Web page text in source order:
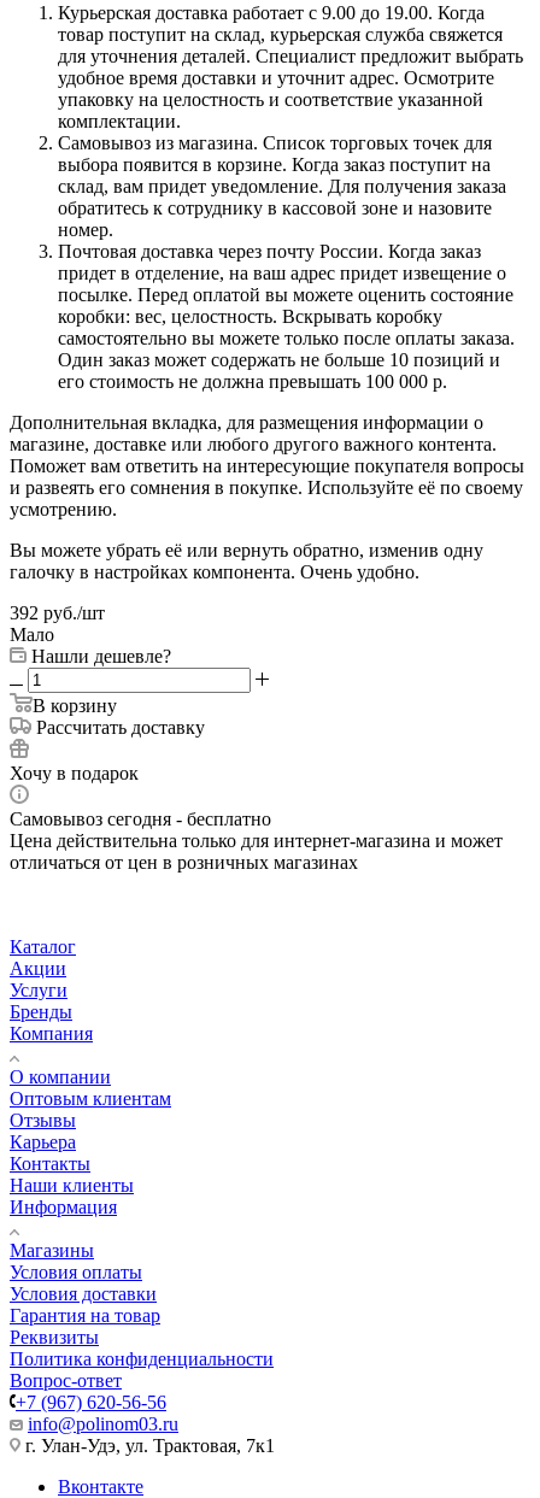
Курьерская доставка работает с 9.00 до 19.00. Когда
товар поступит на склад, курьерская служба свяжется
для уточнения деталей. Специалист предложит выбрать
удобное время доставки и уточнит адрес. Осмотрите
упаковку на целостность и соответствие указанной
комплектации.
Самовывоз из магазина. Список торговых точек для
выбора появится в корзине. Когда заказ поступит на
склад, вам придет уведомление. Для получения заказа
обратитесь к сотруднику в кассовой зоне и назовите
номер.
Почтовая доставка через почту России. Когда заказ
придет в отделение, на ваш адрес придет извещение о
посылке. Перед оплатой вы можете оценить состояние
коробки: вес, целостность. Вскрывать коробку
самостоятельно вы можете только после оплаты заказа.
Один заказ может содержать не больше 10 позиций и
его стоимость не должна превышать 100 000 р.
Дополнительная вкладка, для размещения информации о
магазине, доставке или любого другого важного контента.
Поможет вам ответить на интересующие покупателя вопросы
и развеять его сомнения в покупке. Используйте её по своему
усмотрению.
Вы можете убрать её или вернуть обратно, изменив одну
галочку в настройках компонента. Очень удобно.
392 руб./шт
Мало
Нашли дешевле?
В корзину
Рассчитать доставку
Хочу в подарок
Самовывоз сегодня - бесплатно
Цена действительна только для интернет-магазина и может
отличаться от цен в розничных магазинах
Каталог
Акции
Услуги
Бренды
Компания
О компании
Оптовым клиентам
Отзывы
Карьера
Контакты
Наши клиенты
Информация
Магазины
Условия оплаты
Условия доставки
Гарантия на товар
Реквизиты
Политика конфиденциальности
Вопрос-ответ
+7 (967) 620-56-56
info@polinom03.ru
г. Улан-Удэ, ул. Трактовая, 7к1
Вконтакте